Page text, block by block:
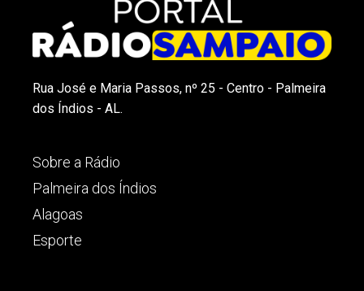
Rua José e Maria Passos, nº 25 - Centro - Palmeira
dos Índios - AL.
Sobre a Rádio
Palmeira dos Índios
Alagoas
Esporte